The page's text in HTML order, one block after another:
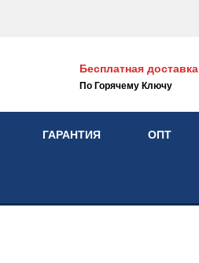
Бесплатная доставка
По Горячему Ключу
ГАРАНТИЯ ОПТ